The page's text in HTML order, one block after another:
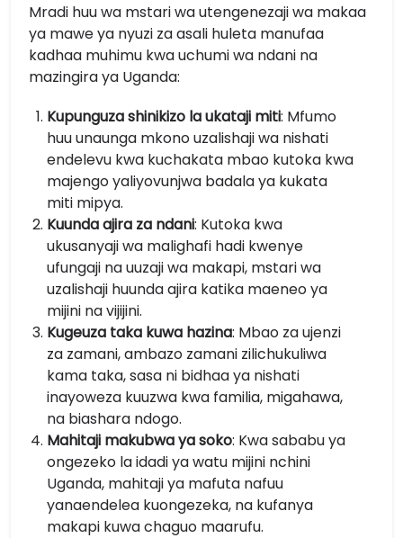
Mradi huu wa mstari wa utengenezaji wa makaa
ya mawe ya nyuzi za asali huleta manufaa
kadhaa muhimu kwa uchumi wa ndani na
mazingira ya Uganda:
Kupunguza shinikizo la ukataji miti: Mfumo
huu unaunga mkono uzalishaji wa nishati
endelevu kwa kuchakata mbao kutoka kwa
majengo yaliyovunjwa badala ya kukata
miti mipya.
Kuunda ajira za ndani: Kutoka kwa
ukusanyaji wa malighafi hadi kwenye
ufungaji na uuzaji wa makapi, mstari wa
uzalishaji huunda ajira katika maeneo ya
mijini na vijijini.
Kugeuza taka kuwa hazina: Mbao za ujenzi
za zamani, ambazo zamani zilichukuliwa
kama taka, sasa ni bidhaa ya nishati
inayoweza kuuzwa kwa familia, migahawa,
na biashara ndogo.
Mahitaji makubwa ya soko: Kwa sababu ya
ongezeko la idadi ya watu mijini nchini
Uganda, mahitaji ya mafuta nafuu
yanaendelea kuongezeka, na kufanya
makapi kuwa chaguo maarufu.